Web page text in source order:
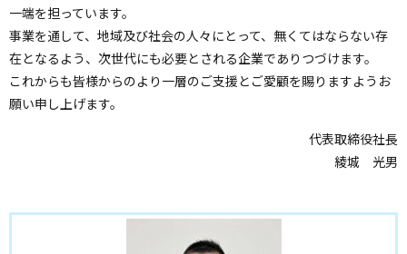
一端を担っています。
事業を通して、地域及び社会の人々にとって、無くてはならない存
在となるよう、次世代にも必要とされる企業でありつづけます。
これからも皆様からのより一層のご支援とご愛顧を賜りますようお
願い申し上げます。
代表取締役社長
綾城 光男